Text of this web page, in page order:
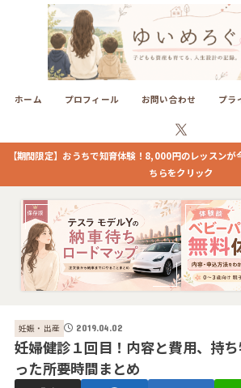
ホーム プロフィール お問い合わせ プラ
【期間限定】おうちで知育体験！8,000円のレッスン
ちらをクリック
妊娠・出産 2019.04.02
妊婦健診１回目！内容と費用、持
った所要時間まとめ